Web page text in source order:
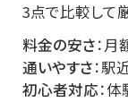
3点で比較して
料金の安さ：
通いやすさ：駅
初心者対応：